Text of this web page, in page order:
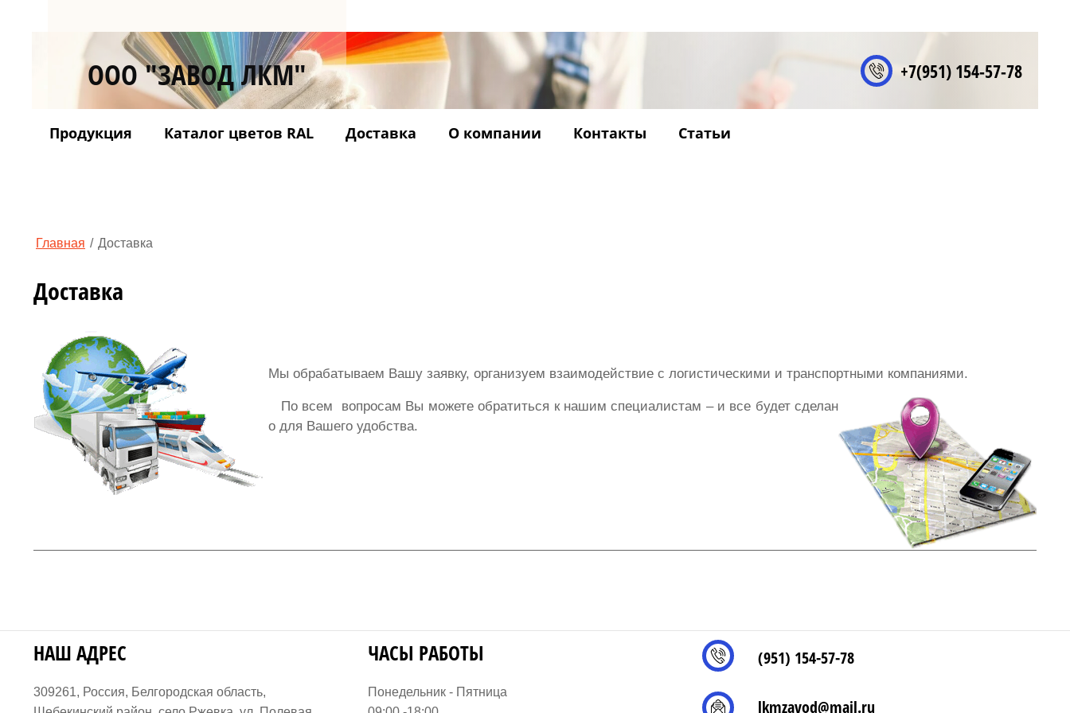
ООО "ЗАВОДЛКМ" +7(951) 154-57-78
Продукция Каталог цветов RAL Доставка О компании Контакты Статьи
Главная / Доставка
Доставка
Мы обрабатываем Вашу заявку, организуем взаимодействие с логистическими и транспортными компаниями.
По всем вопросам Вы можете обратиться к нашим специалистам – и все будет сделан
о для Вашего удобства.
НАШ АДРЕС
309261, Россия, Белгородская область,
ЧАСЫ РАБОТЫ
Понедельник - Пятница
(951) 154-57-78
lkmzavod@mail.ru